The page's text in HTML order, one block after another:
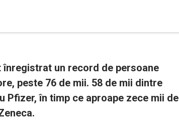
un record de persoane
peste 76 de mii. 58 de mii dintre
Pfizer, în timp ce aproape zece mii de